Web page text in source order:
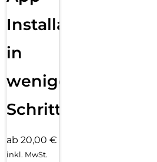
Installation
in
wenigen
Schritten
ab 20,00 €
inkl. MwSt.